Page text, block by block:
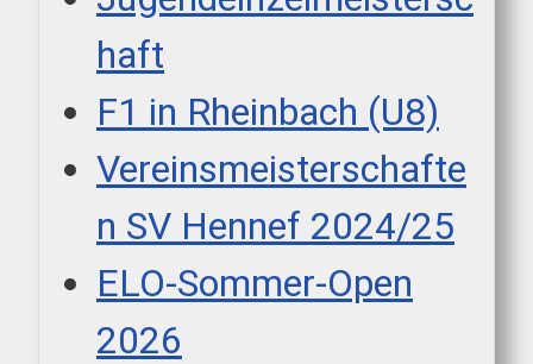
haft
F1 in Rheinbach (U8)
Vereinsmeisterschafte
n SV Hennef 2024/25
ELO-Sommer-Open
2026